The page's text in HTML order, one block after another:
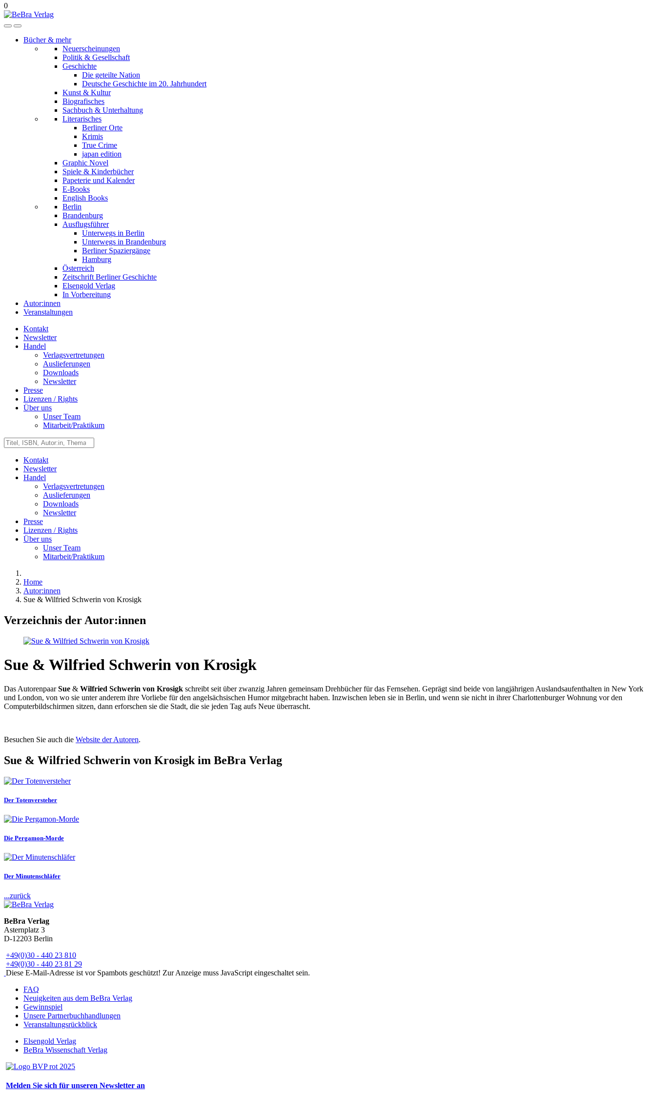
0
Bücher & mehr
Neuerscheinungen
Politik & Gesellschaft
Geschichte
Die geteilte Nation
Deutsche Geschichte im 20. Jahrhundert
Kunst & Kultur
Biografisches
Sachbuch & Unterhaltung
Literarisches
Berliner Orte
Krimis
True Crime
japan edition
Graphic Novel
Spiele & Kinderbücher
Papeterie und Kalender
E-Books
English Books
Berlin
Brandenburg
Ausflugsführer
Unterwegs in Berlin
Unterwegs in Brandenburg
Berliner Spaziergänge
Hamburg
Österreich
Zeitschrift Berliner Geschichte
Elsengold Verlag
In Vorbereitung
Autor:innen
Veranstaltungen
Kontakt
Newsletter
Handel
Verlagsvertretungen
Auslieferungen
Downloads
Newsletter
Presse
Lizenzen / Rights
Über uns
Unser Team
Mitarbeit/Praktikum
Kontakt
Newsletter
Handel
Verlagsvertretungen
Auslieferungen
Downloads
Newsletter
Presse
Lizenzen / Rights
Über uns
Unser Team
Mitarbeit/Praktikum
Home
Autor:innen
Sue & Wilfried Schwerin von Krosigk
Verzeichnis der Autor:innen
Sue & Wilfried Schwerin von Krosigk
Das AutorenpaarSue & Wilfried Schwerin von Krosigk schreibt seit über zwanzig Jahren gemeinsam Drehbücher für das Fernsehen. Geprägt sind beide von langjährigen Auslandsaufenthalten in New York
und London, von wo sie unter anderem ihre Vorliebe für den angelsächsischen Humor mitgebracht haben. Inzwischen leben sie in Berlin, und wenn sie nicht in ihrer Charlottenburger Wohnung vor den
Computerbildschirmen sitzen, dann erforschen sie die Stadt, die sie jeden Tag aufs Neue überrascht.
Besuchen Sie auch die Website der Autoren.
Sue & Wilfried Schwerin von Krosigk im BeBra Verlag
Der Totenversteher
Die Pergamon-Morde
Der Minutenschläfer
...zurück
BeBra Verlag
Asternplatz 3
D-12203 Berlin
+49(0)30 - 440 23 810
+49(0)30 - 440 23 81 29
Diese E-Mail-Adresse ist vor Spambots geschützt! Zur Anzeige muss JavaScript eingeschaltet sein.
FAQ
Neuigkeiten aus dem BeBra Verlag
Gewinnspiel
Unsere Partnerbuchhandlungen
Veranstaltungsrückblick
Elsengold Verlag
BeBra Wissenschaft Verlag
Melden Sie sich für unseren Newsletter an